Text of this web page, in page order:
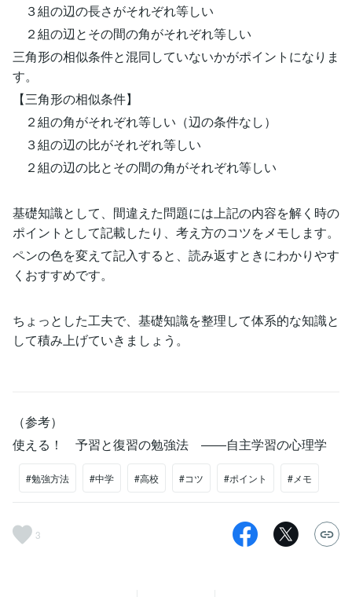
３組の辺の長さがそれぞれ等しい
２組の辺とその間の角がそれぞれ等しい
三角形の相似条件と混同していないかがポイントになりま
す。
【三角形の相似条件】
２組の角がそれぞれ等しい（辺の条件なし）
３組の辺の比がそれぞれ等しい
２組の辺の比とその間の角がそれぞれ等しい
基礎知識として、間違えた問題には上記の内容を解く時の
ポイントとして記載したり、考え方のコツをメモします。
ペンの色を変えて記入すると、読み返すときにわかりやす
くおすすめです。
ちょっとした工夫で、基礎知識を整理して体系的な知識と
して積み上げていきましょう。
（参考）
使える！ 予習と復習の勉強法 ――自主学習の心理学
#勉強方法 #中学 #高校 #コツ #ポイント #メモ
3